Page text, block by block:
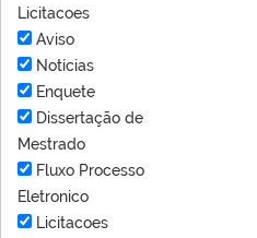
Licitacoes
Aviso
Notícias
Enquete
Dissertação de
Mestrado
Fluxo Processo
Eletronico
Licitacoes